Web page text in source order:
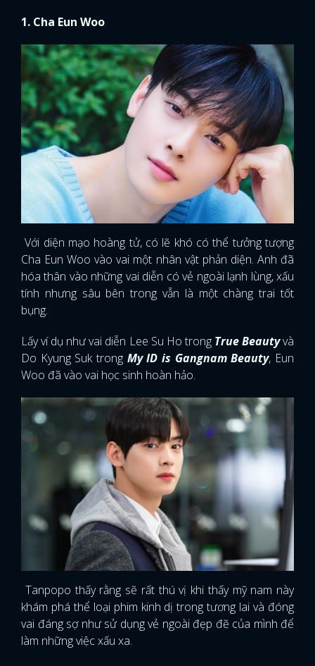
1. Cha Eun Woo
Với diện mạo hoàng tử, có lẽ khó có thể tưởng tượng
Cha Eun Woo vào vai một nhân vật phản diện. Anh đã
hóa thân vào những vai diễn có vẻ ngoài lạnh lùng, xấu
tính nhưng sâu bên trong vẫn là một chàng trai tốt
bụng.
Lấy ví dụ như vai diễn Lee Su Ho trongTrue Beautyvà
Do Kyung Suk trong My ID is Gangnam Beauty, Eun
Woo đã vào vai học sinh hoàn hảo.
Tanpopo thấy rằng sẽ rất thú vị khi thấy mỹ nam này
khám phá thể loại phim kinh dị trong tương lai và đóng
vai đáng sợ như sử dụng vẻ ngoài đẹp đẽ của mình để
làm những việc xấu xa.